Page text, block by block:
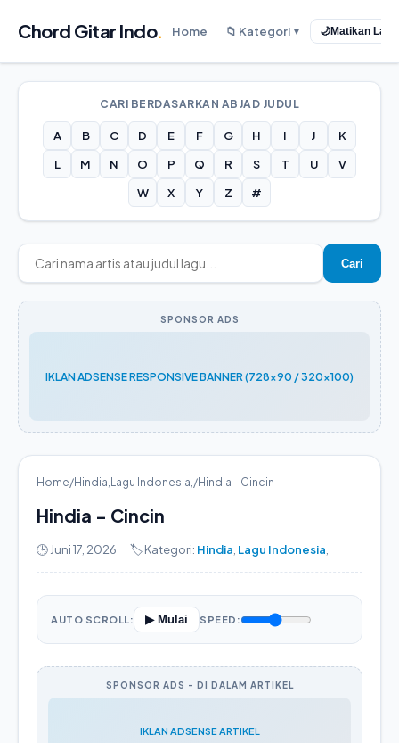
Chord Gitar Indo. Home 📁 Kategori ▼ 🌙Matikan
CARI BERDASARKAN ABJAD JUDUL
A B C D E F G H I J
K
L
M N O P Q R S T U
V
W
X Y Z #
Cari
SPONSOR ADS
IKLAN ADSENSE RESPONSIVE BANNER (728x90 / 320x100)
Home/Hindia, Lagu Indonesia,/Hindia - Cincin
Hindia - Cincin
🕒 Juni 17, 2026 🏷️ Kategori: Hindia Lagu Indonesia
AUTO SCROLL: ▶ Mulai SPEED:
SPONSOR ADS - DI DALAM ARTIKEL
IKLAN ADSENSE ARTIKEL